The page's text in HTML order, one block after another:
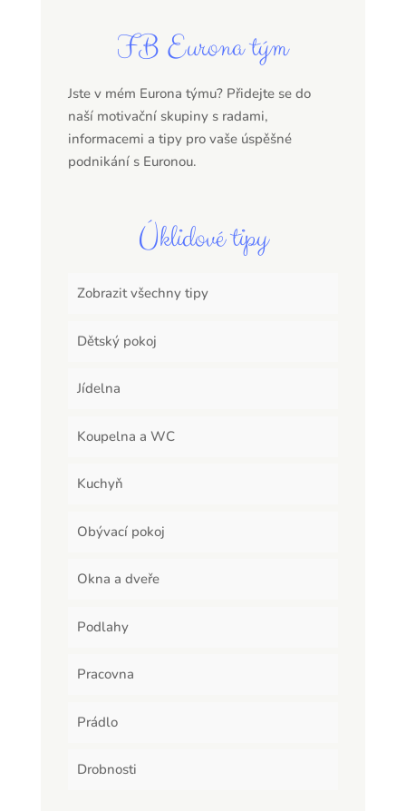
FB Eurona tým
Jste v mém Eurona týmu? Přidejte se do
naší motivační skupiny s radami,
informacemi a tipy pro vaše úspěšné
podnikání s Euronou.
Úklidové tipy
Zobrazit všechny tipy
Dětský pokoj
Jídelna
Koupelna a WC
Kuchyň
Obývací pokoj
Okna a dveře
Podlahy
Pracovna
Prádlo
Drobnosti